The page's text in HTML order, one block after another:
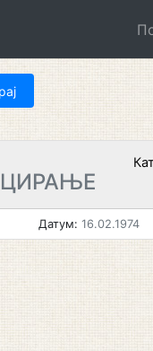
Датум: 16.02.1974